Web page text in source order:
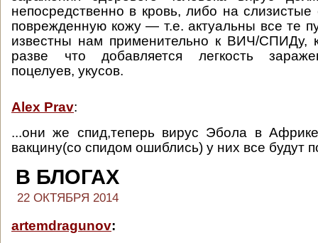
непосредственно в кровь, либо на
поврежденную кожу — т.е. актуальны все те
известны нам применительно к ВИЧ/СПИДу,
разве что добавляется легкость
поцелуев, укусов.
Alex Prav:
...они же спид,теперь вирус Эбола в
вакцину(со спидом ошиблись) у них все будут
В БЛОГАХ
22 ОКТЯБРЯ 2014
artemdragunov: